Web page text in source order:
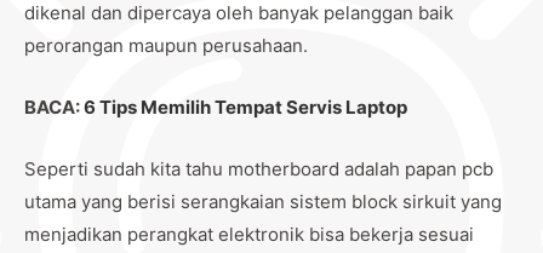
dikenal dan dipercaya oleh banyak pelanggan baik
perorangan maupun perusahaan.
BACA:6 Tips Memilih Tempat Servis Laptop
Seperti sudah kita tahu motherboard adalah papan pcb
utama yang berisi serangkaian sistem block sirkuit yang
menjadikan perangkat elektronik bisa bekerja sesuai